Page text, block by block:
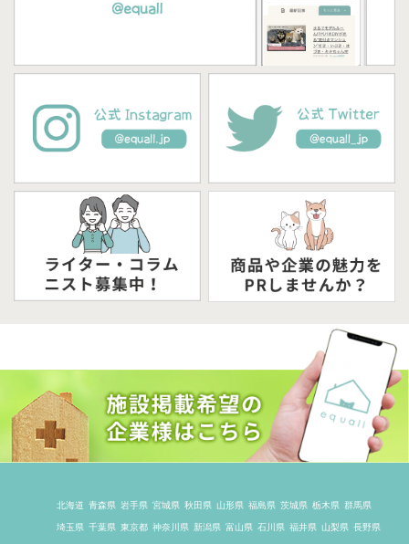
北海道 青森県 岩手県 宮城県 秋田県 山形県 福島県 茨城県 栃木県 群馬県
埼玉県 千葉県 東京都 神奈川県 新潟県 富山県 石川県 福井県 山梨県 長野県